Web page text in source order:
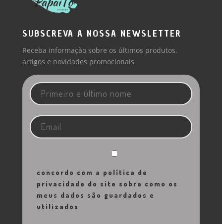
SUBSCREVA A NOSSA NEWSLETTER
Receba informação sobre os últimos produtos,
artigos e novidades promocionais
concordo com a política de
privacidade do site sobre como os
meus dados são guardados e
utilizados